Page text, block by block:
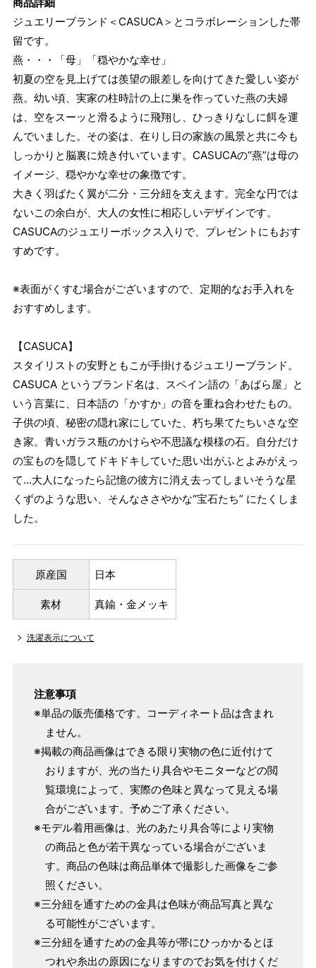
ジュエリーブランド＜CASUCA＞とコラボレーションした帯
留です。
燕・・・「母」「穏やかな幸せ」
初夏の空を見上げては羨望の眼差しを向けてきた愛しい姿が
燕。幼い頃、実家の柱時計の上に巣を作っていた燕の夫婦
は、空をスーッと滑るように飛翔し、ひっきりなしに餌を運
んでいました。その姿は、在りし日の家族の風景と共に今も
しっかりと脳裏に焼き付いています。CASUCAの“燕”は母の
イメージ、穏やかな幸せの象徴です。
大きく羽ばたく翼が二分・三分紐を支えます。完全な円では
ないこの余白が、大人の女性に相応しいデザインです。
CASUCAのジュエリーボックス入りで、プレゼントにもおす
すめです。
※表面がくすむ場合がございますので、定期的なお手入れを
おすすめします。
【CASUCA】
スタイリストの安野ともこが手掛けるジュエリーブランド。
CASUCA というブランド名は、スペイン語の「あばら屋」と
いう言葉に、日本語の「かすか」の音を重ね合わせたもの。
子供の頃、秘密の隠れ家にしていた、朽ち果てたちいさな空
き家。青いガラス瓶のかけらや不思議な模様の石。自分だけ
の宝ものを隠してドキドキしていた思い出がふとよみがえっ
て...大人になったら記憶の彼方に消え去ってしまいそうな星
くずのような思い、そんなささやかな“宝石たち” にたくしま
した。
原産国 日本
素材 真鍮・金メッキ
洗濯表示について
注意事項
※単品の販売価格です。コーディネート品は含まれ
ません。
※掲載の商品画像はできる限り実物の色に近付けて
おりますが、光の当たり具合やモニターなどの閲
覧環境によって、実際の色味と異なって見える場
合がございます。予めご了承ください。
※モデル着用画像は、光のあたり具合等により実物
の商品と色が若干異なっている場合がございま
す。商品の色味は商品単体で撮影した画像をご参
照ください。
※三分紐を通すための金具は色味が商品写真と異な
る可能性がございます。
※三分紐を通すための金具等が帯にひっかかるとほ
つれや糸出の原因になりますのでお気を付けくだ